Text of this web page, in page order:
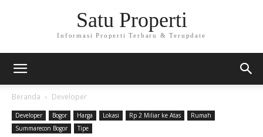
Satu Properti
Informasi Properti Terbaru & Terupdate
Beranda Developer
Developer Bogor Harga Lokasi Rp 2 Miliar ke Atas
Rumah
Summarecon Bogor
Tipe